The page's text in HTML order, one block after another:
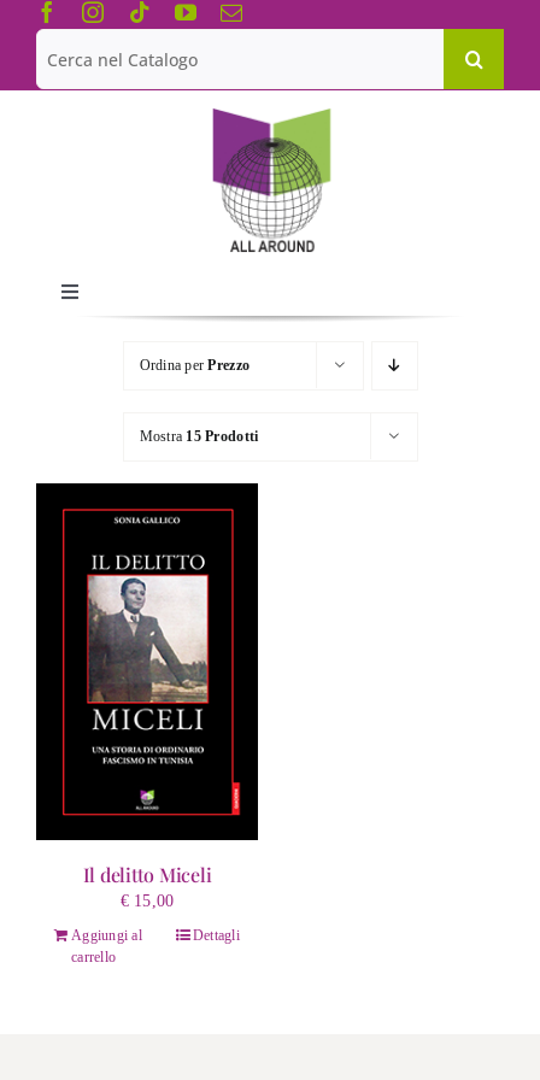
Salta
contenuto
Cerca
per:
Toggle
Navigation
Chi siamo
Le Collane
Catalogo
Ordina perPrezzo
Mostra 15 Prodotti
Il delitto Miceli
€15,00
Aggiungi al
carrello
Dettagli